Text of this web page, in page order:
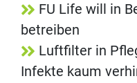
FU Life will in
betreiben
Luftfilter in
Infekte kaum